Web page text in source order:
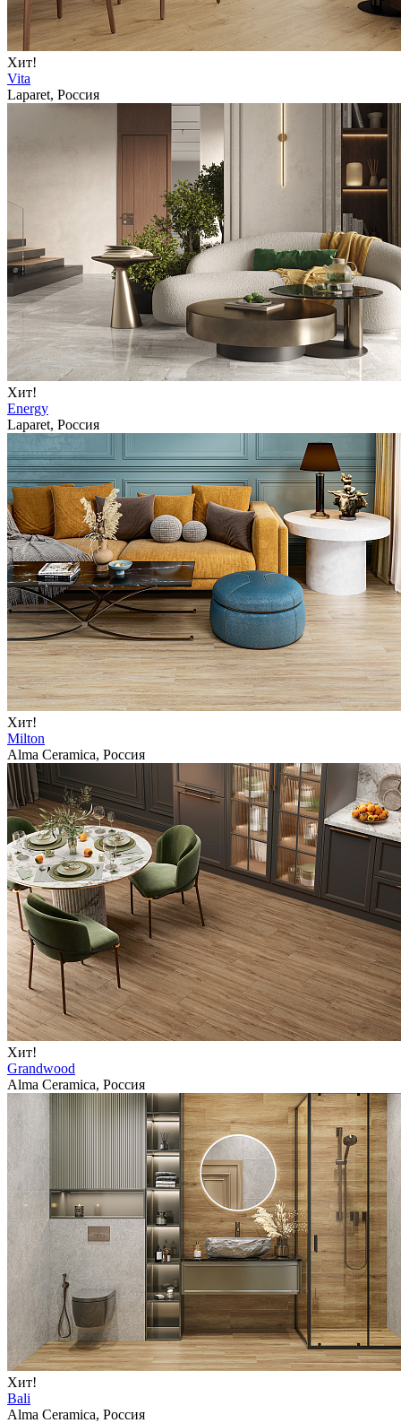
Хит!
Vita
Laparet, Россия
Хит!
Energy
Laparet, Россия
Хит!
Milton
Alma Ceramica, Россия
Хит!
Grandwood
Alma Ceramica, Россия
Хит!
Bali
Alma Ceramica, Россия